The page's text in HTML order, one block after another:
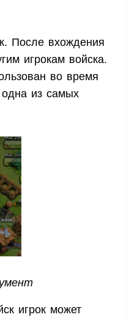
После вхождения
игрокам войска.
во время
из самых
игрок может